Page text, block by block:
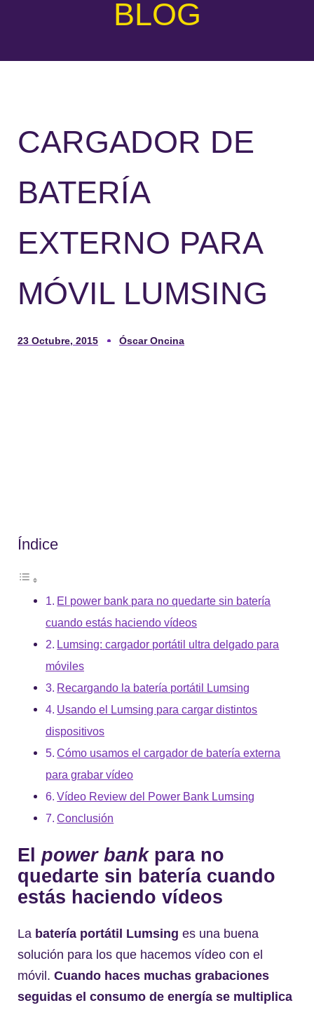
BLOG
CARGADOR DE
BATERÍA
EXTERNO PARA
MÓVIL LUMSING
23 Octubre, 2015 Óscar Oncina
Índice
El power bank para no quedarte sin batería
cuando estás haciendo vídeos
Lumsing: cargador portátil ultra delgado para
móviles
Recargando la batería portátil Lumsing
Usando el Lumsing para cargar distintos
dispositivos
Cómo usamos el cargador de batería externa
para grabar vídeo
Vídeo Review del Power Bank Lumsing
Conclusión
El power bankpara no
quedarte sin batería cuando
estás haciendo vídeos
La batería portátil Lumsing es una buena
solución para los que hacemos vídeo con el
móvil. Cuando haces muchas grabaciones
seguidas el consumo de energía se multiplica